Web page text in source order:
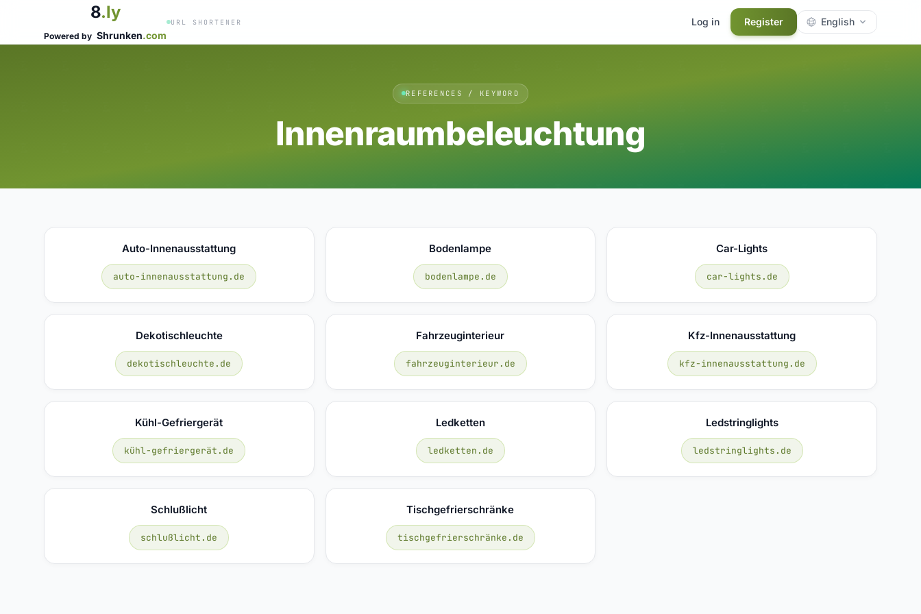
8.ly
Powered by Shrunken.com
URL SHORTENER Log in Register English
REFERENCES / KEYWORD
Innenraumbeleuchtung
Auto-Innenausstattung
auto-innenausstattung.de
Bodenlampe
bodenlampe.de
Car-Lights
car-lights.de
Dekotischleuchte
dekotischleuchte.de
Fahrzeuginterieur
fahrzeuginterieur.de
Kfz-Innenausstattung
kfz-innenausstattung.de
Kühl-Gefriergerät
kühl-gefriergerät.de
Ledketten
ledketten.de
Ledstringlights
ledstringlights.de
Schlußlicht
schlußlicht.de
Tischgefrierschränke
tischgefrierschränke.de